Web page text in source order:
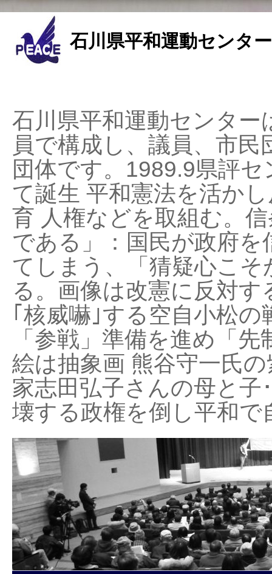
石川県平和運動センタ
石川県平和運動センタ
員で構成し、議員、市
団体です。1989.9県評
て誕生 平和憲法を活か
育 人権などを取組む。
である」：国民が政府
てしまう、「猜疑心こ
る。画像は改憲に反対
｢核威嚇｣する空自小松
「参戦」準備を進め「
絵は抽象画 熊谷守一氏
家志田弘子さんの母と子
壊する政権を倒し平和